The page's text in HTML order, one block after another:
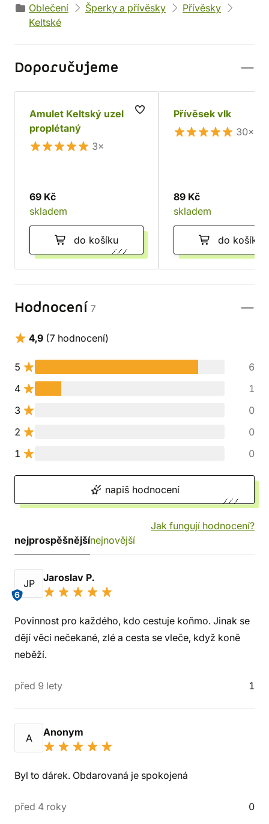
Oblečení
Šperky a přívěsky
Přívěsky
Keltské
Doporučujeme
Amulet Keltský uzel
proplétaný
3×
69 Kč
skladem
do košíku
Přívěsek vlk
30×
89 Kč
skladem
do košíku
Hodnocení 7
4,9 (7 hodnocení)
5
6
4
1
3
0
2
0
1
0
napiš hodnocení
Jak fungují hodnocení?
nejprospěšnějšínejnovější
JP
6
Jaroslav P.
Povinnost pro každého, kdo cestuje koňmo. Jinak se
dějí věci nečekané, zlé a cesta se vleče, když koně
neběží.
před 9 lety 1
A Anonym
Byl to dárek. Obdarovaná je spokojená
před 4 roky 0